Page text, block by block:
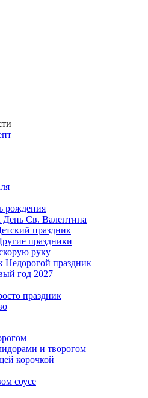
рождения
День Св. Валентина
праздник
праздники
руку
Недорогой праздник
год 2027
праздник
и творогом
корочкой
соусе